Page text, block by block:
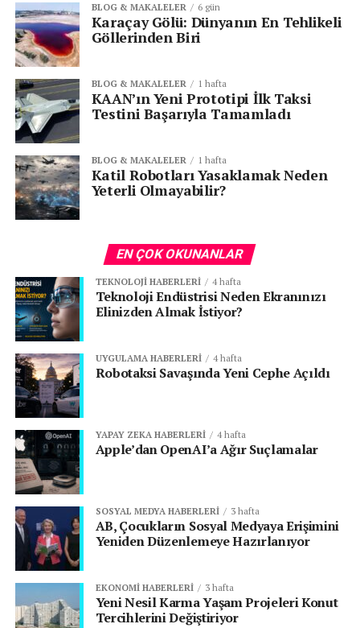
BLOG & MAKALELER 6 gün
Karaçay Gölü: Dünyanın En Tehlikeli
Göllerinden Biri
BLOG & MAKALELER 1 hafta
KAAN’ın Yeni Prototipi İlk Taksi
Testini Başarıyla Tamamladı
BLOG & MAKALELER 1 hafta
Katil Robotları Yasaklamak Neden
Yeterli Olmayabilir?
EN ÇOK OKUNANLAR
TEKNOLOJI HABERLERI 4 hafta
Teknoloji Endüstrisi Neden Ekranınızı
Elinizden Almak İstiyor?
UYGULAMA HABERLERI 4 hafta
Robotaksi Savaşında Yeni Cephe Açıldı
YAPAY ZEKA HABERLERI 4 hafta
Apple’dan OpenAI’a Ağır Suçlamalar
SOSYAL MEDYA HABERLERI 3 hafta
AB, Çocukların Sosyal Medyaya Erişimini
Yeniden Düzenlemeye Hazırlanıyor
EKONOMI HABERLERI 3 hafta
Yeni Nesil Karma Yaşam Projeleri Konut
Tercihlerini Değiştiriyor